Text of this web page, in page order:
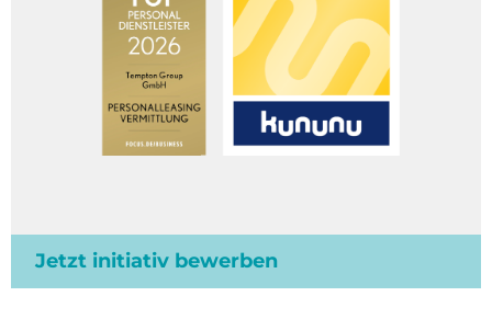
Jetzt initiativ bewerben